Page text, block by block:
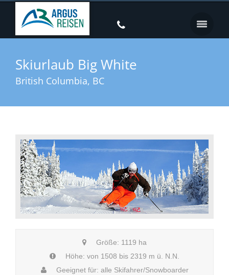
Skiurlaub Big White
British Columbia, BC
Größe: 1119 ha
Höhe: von 1508 bis 2319 m ü. N.N.
Geeignet für: alle Skifahrer/Snowboarder